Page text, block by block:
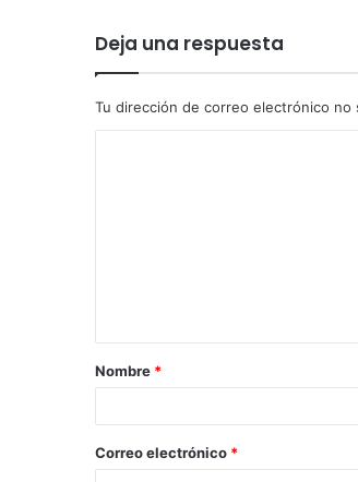
Deja una respuesta
Tu dirección de correo electrónico no
Nombre *
Correo electrónico *